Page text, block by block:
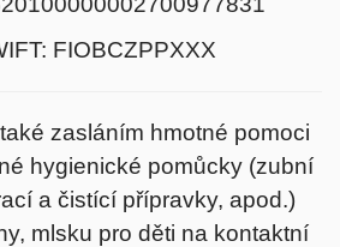
FIOBCZPPXXX
zasláním hmotné pomoci
hygienické pomůcky (zubní
a čistící přípravky, apod.)
mlsku pro děti na kontaktní